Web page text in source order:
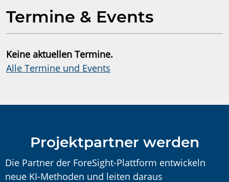
Termine & Events
Keine aktuellen Termine.
Alle Termine und Events
Projektpartner werden
Die Partner der ForeSight-Plattform entwickeln
neue KI-Methoden und leiten daraus